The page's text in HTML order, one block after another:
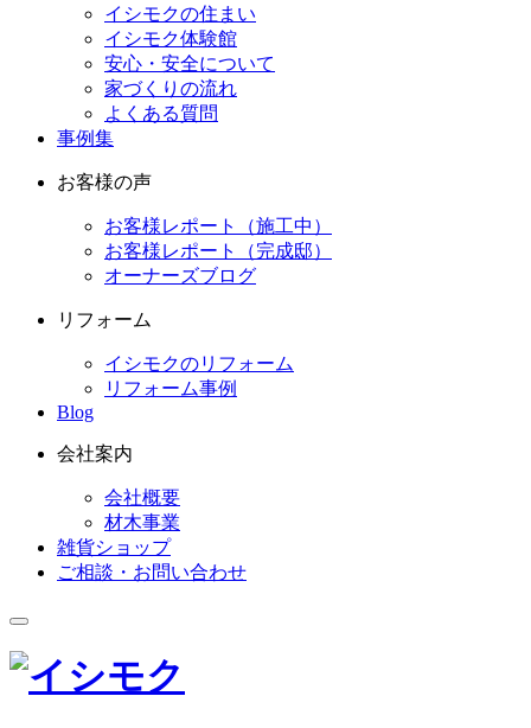
イシモクの住まい
イシモク体験館
安心・安全について
家づくりの流れ
よくある質問
事例集
お客様の声
お客様レポート（施工中）
お客様レポート（完成邸）
オーナーズブログ
リフォーム
イシモクのリフォーム
リフォーム事例
Blog
会社案内
会社概要
材木事業
雑貨ショップ
ご相談・お問い合わせ